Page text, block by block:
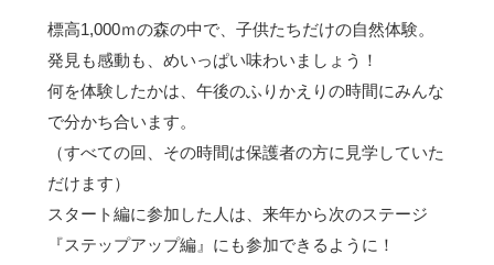
標高1,000ｍの森の中で、子供たちだけの自然体験。
発見も感動も、めいっぱい味わいましょう！
何を体験したかは、午後のふりかえりの時間にみんな
で分かち合います。
（すべての回、その時間は保護者の方に見学していた
だけます）
スタート編に参加した人は、来年から次のステージ
『ステップアップ編』にも参加できるように！